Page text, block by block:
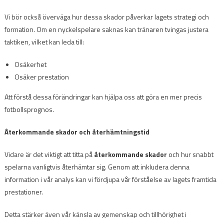
Vi bör också överväga hur dessa skador påverkar lagets strategi och
formation. Om en nyckelspelare saknas kan tränaren tvingas justera
taktiken, vilket kan leda till:
Osäkerhet
Osäker prestation
Att förstå dessa förändringar kan hjälpa oss att göra en mer precis
fotbollsprognos.
Återkommande skador och återhämtningstid
Vidare är det viktigt att titta pååterkommande skador och hur snabbt
spelarna vanligtvis återhämtar sig. Genom att inkludera denna
information i vår analys kan vi fördjupa vår förståelse av lagets framtida
prestationer.
Detta stärker även vår känsla av gemenskap och tillhörighet i